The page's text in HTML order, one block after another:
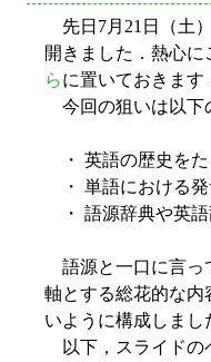
先日7月21日（土
開きました．熱心
らに置いておきます
今回の狙いは以下
・ 英語の歴史をた
・ 単語における発
・ 語源辞典や英語
語源と一口に言っ
軸とする総花的な内
いように構成しまし
以下，スライドの